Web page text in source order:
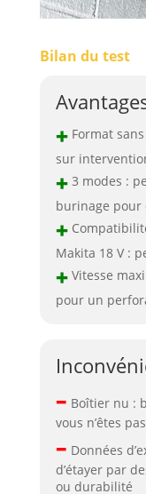
Bilan du test
+Format
sur
+3 modes :
burinage pour
+
Makita 18 V :
+Vitesse
pour un
– Boîtier nu :
vous n’êtes
– Données
d’étayer par
ou durabilité